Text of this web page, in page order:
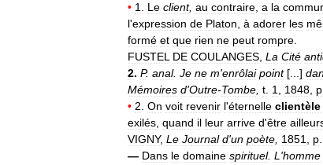
• 1 Le client, au contraire a la
l'expression de Platon à adorer les
formé et que rien ne peut rompre
FUSTEL DE COULANGES La Cité
2. P. anal. Je ne m'enrôlai point[...]
Mémoires d'Outre-Tombe t 1 1848 p
• 2 On voit revenir l'éternelle clientèle
exilés quand il leur arrive d'être
VIGNY, Le Journal d'un poète 1851 p
— Dans le domaine spirituel. L 'homme